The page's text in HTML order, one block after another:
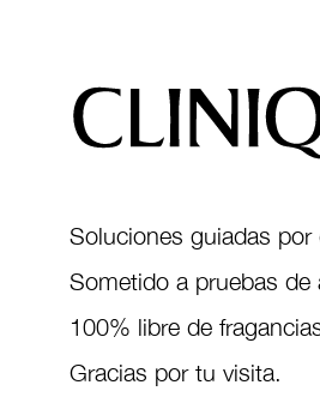
Soluciones guiadas por
Sometido a pruebas de
100% libre de
Gracias por tu visita.